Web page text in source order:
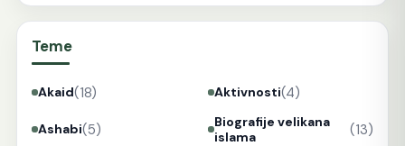
Teme
Akaid(18) Aktivnosti(4)
Ashabi(5)
Biografije velikana
islama
(13)